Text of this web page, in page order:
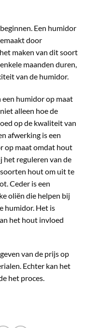
Een humidor
door
maken van dit soort
maanden duren,
van de humidor.
een humidor op maat
alleen hoe de
op de kwaliteit van
afwerking is een
op maat omdat hout
reguleren van de
hout om uit te
Ceder is een
oliën die helpen bij
humidor. Het is
het hout invloed
van de prijs op
Echter kan het
het proces.